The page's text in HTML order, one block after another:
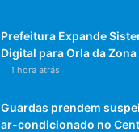
Prefeitura Expande
Digital para Orla da Zona
1 hora atrás
Guardas prendem
ar-condicionado no